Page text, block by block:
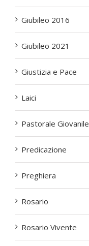
Giubileo 2016
Giubileo 2021
Giustizia e Pace
Laici
Pastorale Giovanile
Predicazione
Preghiera
Rosario
Rosario Vivente